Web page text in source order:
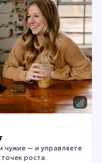
чужие — и управляете
роста.